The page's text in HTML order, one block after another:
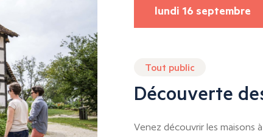
lundi 16 septembre
Tout public
Découverte
Venez découvrir les maisons